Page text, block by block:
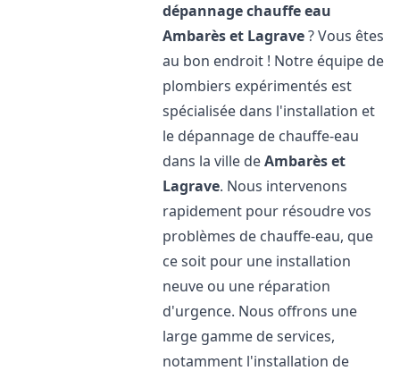
dépannage chauffe eau
Ambarès et Lagrave? Vous êtes
au bon endroit ! Notre équipe de
plombiers expérimentés est
spécialisée dans l'installation et
le dépannage de chauffe-eau
dans la ville deAmbarès et
Lagrave. Nous intervenons
rapidement pour résoudre vos
problèmes de chauffe-eau, que
ce soit pour une installation
neuve ou une réparation
d'urgence. Nous offrons une
large gamme de services,
notamment l'installation de